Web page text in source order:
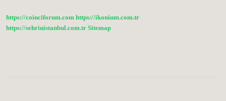
https://coinciforum.com https://ikonium.com.tr
https://sehrinistanbul.com.tr Sitemap